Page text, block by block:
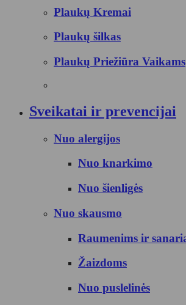
Plaukų Kremai
Plaukų šilkas
Plaukų Priežiūra Vaikams
Sveikatai ir prevencijai
Nuo alergijos
Nuo knarkimo
Nuo šienligės
Nuo skausmo
Raumenims ir
Žaizdoms
Nuo puslelinės